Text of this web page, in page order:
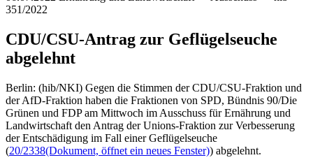
351/2022
CDU/CSU-Antrag zur Geflügelseuche
abgelehnt
Berlin: (hib/NKI) Gegen die Stimmen der CDU/CSU-Fraktion und
der AfD-Fraktion haben die Fraktionen von SPD, Bündnis 90/Die
Grünen und FDP am Mittwoch im Ausschuss für Ernährung und
Landwirtschaft den Antrag der Unions-Fraktion zur Verbesserung
der Entschädigung im Fall einer Geflügelseuche
(20/2338(Dokument, öffnet ein neues Fenster)) abgelehnt.